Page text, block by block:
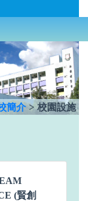
簡介 > 校園設施
(賢創